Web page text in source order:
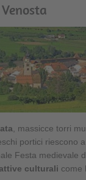
, massicce torri
portici riescono
Festa medievale
culturali come